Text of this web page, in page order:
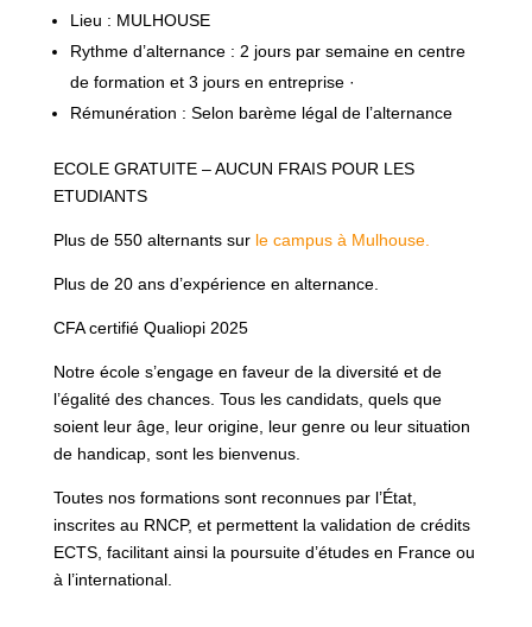
Lieu : MULHOUSE
Rythme d’alternance : 2 jours par semaine en centre
de formation et 3 jours en entreprise ·
Rémunération : Selon barème légal de l’alternance
ECOLE GRATUITE – AUCUN FRAIS POUR LES
ETUDIANTS
Plus de 550 alternants surle campus à Mulhouse.
Plus de 20 ans d’expérience en alternance.
CFA certifié Qualiopi 2025
Notre école s’engage en faveur de la diversité et de
l’égalité des chances. Tous les candidats, quels que
soient leur âge, leur origine, leur genre ou leur situation
de handicap, sont les bienvenus.
Toutes nos formations sont reconnues par l’État,
inscrites au RNCP, et permettent la validation de crédits
ECTS, facilitant ainsi la poursuite d’études en France ou
à l’international.